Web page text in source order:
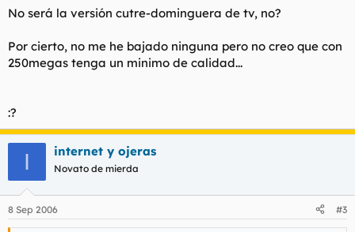
No será la versión cutre-dominguera de tv, no?
Por cierto, no me he bajado ninguna pero no creo que con
250megas tenga un minimo de calidad...
:?
I internet y ojeras
Novato de mierda
8 Sep 2006 #3